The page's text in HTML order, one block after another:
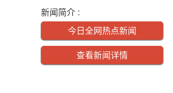
新闻简介 :
全网热点新闻快报，一站快速了
今日全网热点新闻
查看新闻详情